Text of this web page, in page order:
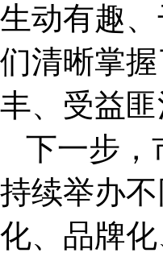
生动有趣
们清晰掌
丰、受益匪
下一步，
持续举办
化、品牌